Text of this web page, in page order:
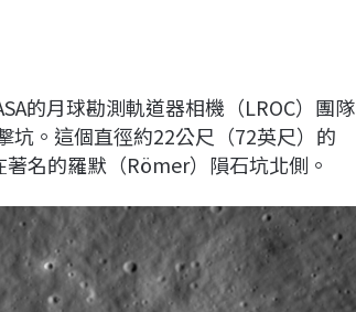
的月球勘測軌道器相機（LROC）團隊
坑。這個直徑約22公尺（72英尺）的
名的羅默（Römer）隕石坑北側。